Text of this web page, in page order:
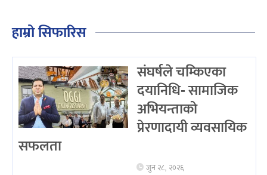
हाम्रो सिफारिस
संघर्षले चम्किएका
दयानिधि- सामाजिक
अभियन्ताको
प्रेरणादायी व्यवसायिक
सफलता
जुन २८, २०२६